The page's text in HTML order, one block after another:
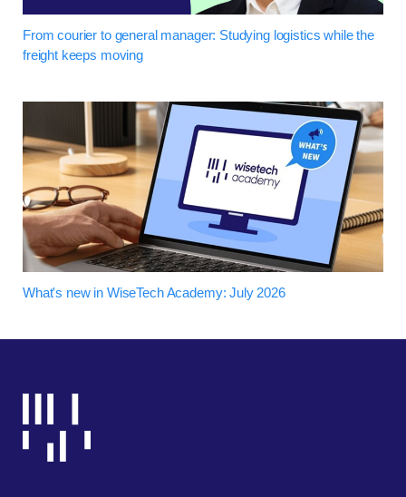
From courier to general manager: Studying logistics while the
freight keeps moving
What's new in WiseTech Academy: July 2026